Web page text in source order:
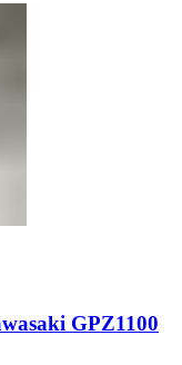
GPZ1100